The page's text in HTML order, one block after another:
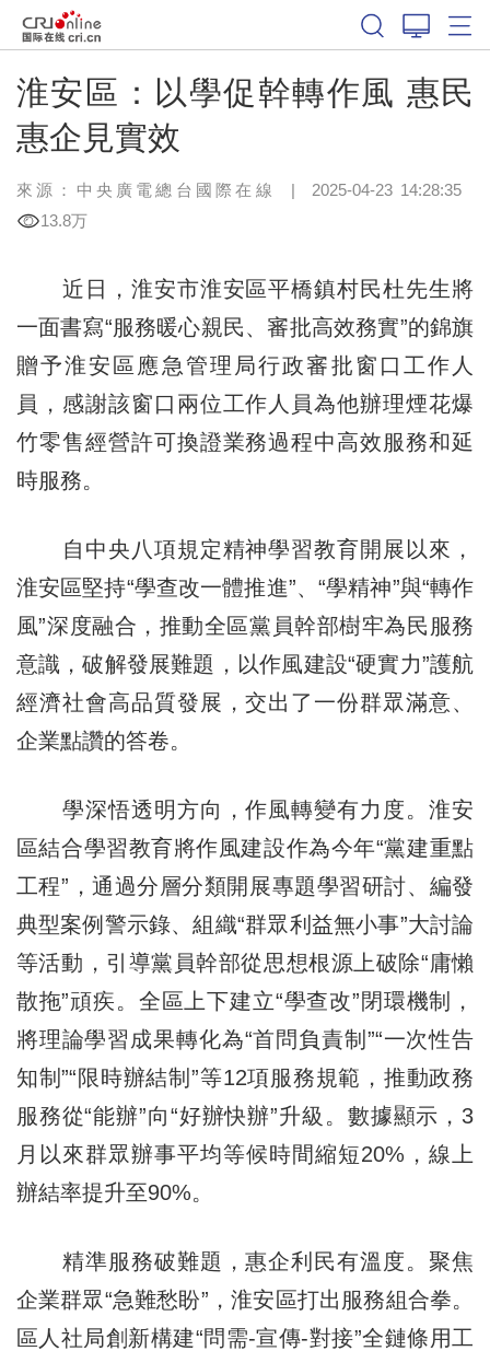
淮安區：以學促幹轉作風 惠民
惠企見實效
來源：中央廣電總台國際在線 | 2025-04-23 14:28:35
13.8万
近日，淮安市淮安區平橋鎮村民杜先生將
一面書寫“服務暖心親民、審批高效務實”的錦旗
贈予淮安區應急管理局行政審批窗口工作人
員，感謝該窗口兩位工作人員為他辦理煙花爆
竹零售經營許可換證業務過程中高效服務和延
時服務。
自中央八項規定精神學習教育開展以來，
淮安區堅持“學查改一體推進”、“學精神”與“轉作
風”深度融合，推動全區黨員幹部樹牢為民服務
意識，破解發展難題，以作風建設“硬實力”護航
經濟社會高品質發展，交出了一份群眾滿意、
企業點讚的答卷。
學深悟透明方向，作風轉變有力度。淮安
區結合學習教育將作風建設作為今年“黨建重點
工程”，通過分層分類開展專題學習研討、編發
典型案例警示錄、組織“群眾利益無小事”大討論
等活動，引導黨員幹部從思想根源上破除“庸懶
散拖”頑疾。全區上下建立“學查改”閉環機制，
將理論學習成果轉化為“首問負責制”“一次性告
知制”“限時辦結制”等12項服務規範，推動政務
服務從“能辦”向“好辦快辦”升級。數據顯示，3
月以來群眾辦事平均等候時間縮短20%，線上
辦結率提升至90%。
精準服務破難題，惠企利民有溫度。聚焦
企業群眾“急難愁盼”，淮安區打出服務組合拳。
區人社局創新構建“問需-宣傳-對接”全鏈條用工